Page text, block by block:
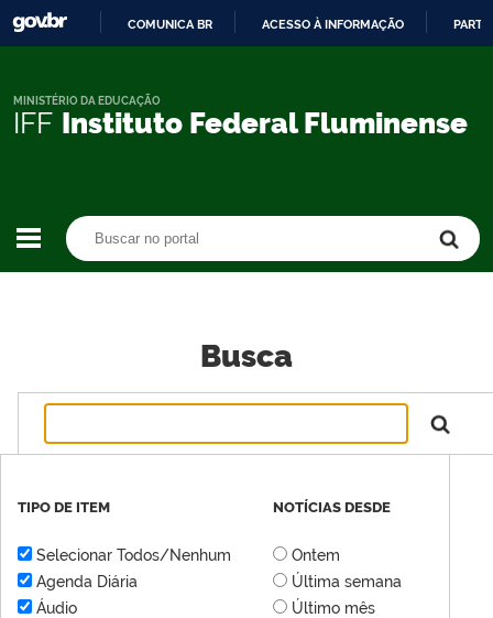
CONTEÚDO
COMUNICA BR ACESSO À INFORMAÇÃO
IFF Instituto Federal Fluminense
MINISTÉRIO DA EDUCAÇÃO
Busca
TIPO DE ITEM
Selecionar Todos/Nenhum
Agenda Diária
Áudio
NOTÍCIAS DESDE
Ontem
Última semana
Último mês